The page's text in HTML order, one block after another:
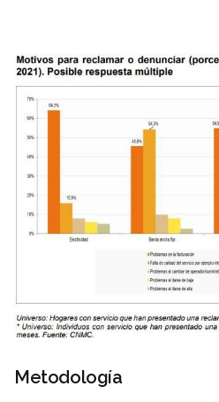
Metodología